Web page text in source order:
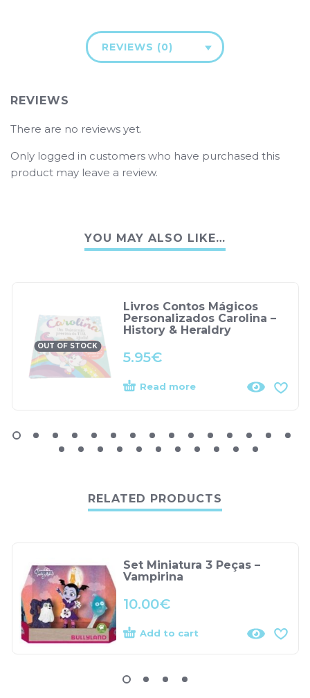
REVIEWS (0)
REVIEWS
There are no reviews yet.
Only logged in customers who have purchased this
product may leave a review.
YOU MAY ALSO LIKE…
OUT OF STOCK
Livros Contos Mágicos
Personalizados Carolina –
History & Heraldry
5.95€
Read more
RELATED PRODUCTS
Set Miniatura 3 Peças –
Vampirina
10.00€
Add to cart